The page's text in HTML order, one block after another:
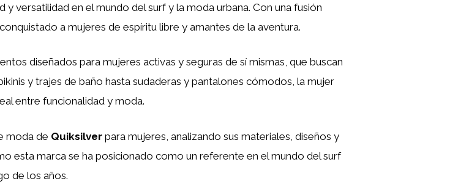
versatilidad en el mundo del surf y la moda urbana. Con una fusión
a mujeres de espíritu libre y amantes de la aventura.
diseñados para mujeres activas y seguras de sí mismas, que buscan
y trajes de baño hasta sudaderas y pantalones cómodos, la mujer
entre funcionalidad y moda.
moda de Quiksilver para mujeres, analizando sus materiales, diseños y
esta marca se ha posicionado como un referente en el mundo del surf
de los años.